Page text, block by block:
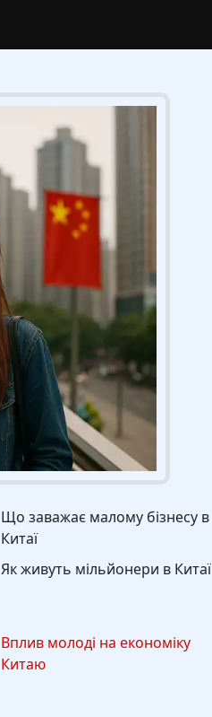
Що заважає малому бізнесу в
Китаї
Як живуть мільйонери в Китаї
Вплив молоді на економіку
Китаю